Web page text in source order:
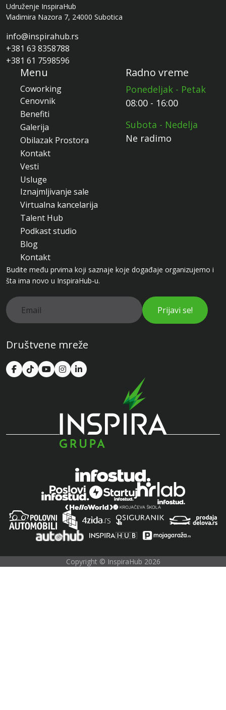
Udruženje InspiraHub
Vladimira Nazora 7, 24000 Subotica
info@inspirahub.rs
+381 63 8358788
+381 61 7598596
Menu
Coworking
Cenovnik
Benefiti
Galerija
Obilazak Prostora
Kontakt
Vesti
Usluge
Iznajmljivanje sale
Virtualna kancelarija
Talent Hub
Podkast studio
Blog
Kontakt
Radno vreme
Ponedeljak - Petak
08:00 - 16:00
Subota - Nedelja
Ne radimo
Budite među prvima koji saznaje koje događaje organizujemo i
šta ima novo u InspiraHub-u.
Prijavi se!
Društvene mreže
Copyright © InspiraHub 2026